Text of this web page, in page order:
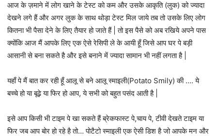
आज के ज़माने में लोग खाने के टेस्ट को कम और उसके आकृति (लुक) को ज्यादा
देखने लगे हैं और अगर लुक के साथ थोड़ा टेस्ट मिल जाये तब तो उसके लिए लोग
कितना भी पैसा देने के लिए तैयार हो जाते हैं | तो इस पैसे को अब रखिये अपने पास
क्योंकि आज मैं आपके लिए एक ऐसे रेसिपी ले के आयी हूँ जिसे आप घर पे बड़ी
आसानी से बना सकते है और इसे बनाने में ज्यादा सामान भी नहीं लगता है |
यहाँ पे मैं बात कर रही हूँ आलू से बने आलू स्माइली(Potato Smily) की …. ये
बच्चे हो या बूढ़े या फिर हो आप, ये सभी को बहुत पसंद आती है |
इसे आप किसी भी टाइम पे खा सकते हैं ब्रेकफास्ट पे,चाय पे, टीवी देखते टाइम या
फिर जब आप बोर हो रहे है तो… पोटैटो स्माइली एक ऐसी डिश है जो आपके मन और